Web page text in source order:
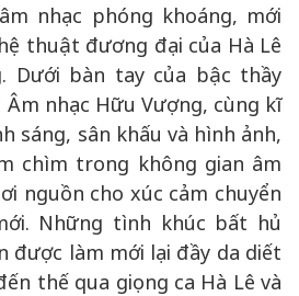
nhạc phóng khoáng, mới
thuật đương đại của Hà Lê
Dưới bàn tay của bậc thầy
nhạc Hữu Vượng, cùng kĩ
sáng, sân khấu và hình ảnh,
chìm trong không gian âm
nguồn cho xúc cảm chuyển
Những tình khúc bất hủ
được làm mới lại đầy da diết
thế qua giọng ca Hà Lê và